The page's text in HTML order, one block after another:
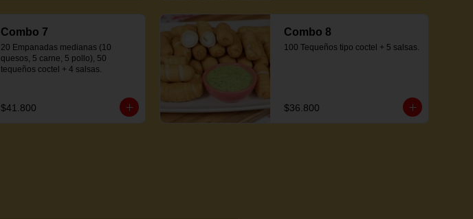
Combo 7
20 Empanadas medianas (10
quesos, 5 carne, 5 pollo), 50
tequeños coctel + 4 salsas.
$41.800
Combo 8
100 Tequeños tipo coctel + 5 salsas.
$36.800